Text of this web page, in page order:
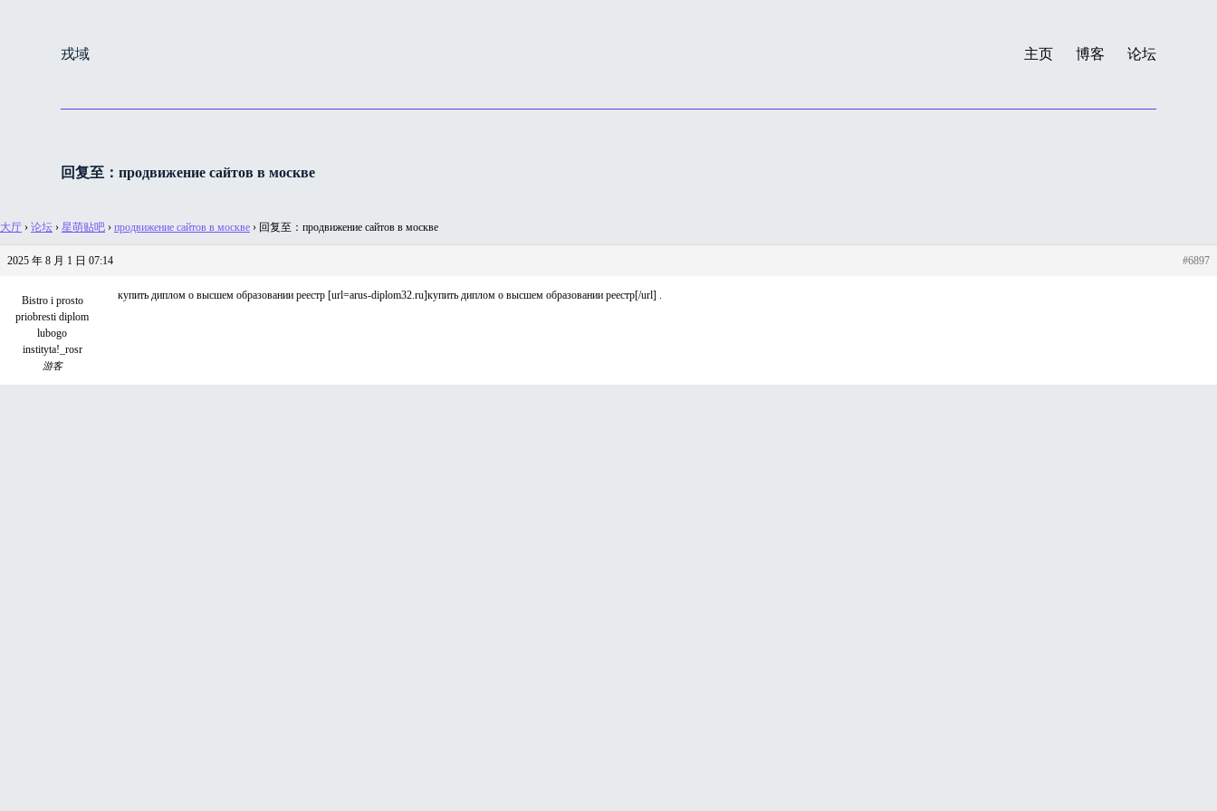
戎域 主页 博客 论坛
回复至：продвижение сайтов в москве
大厅 › 论坛 › 星萌贴吧 › продвижение сайтов в москве › 回复至：продвижение сайтов в москве
2025 年 8 月 1 日 07:14 #6897
Bistro i prosto
priobresti diplom
lubogo
instityta!_rosr
游客
купить диплом о высшем образовании реестр [url=arus-diplom32.ru]купить диплом о высшем образовании реестр[/url] .